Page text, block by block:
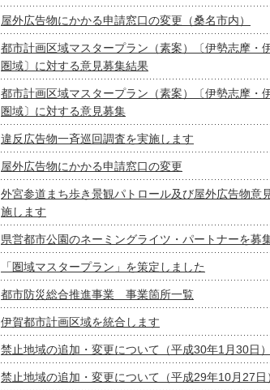
屋外広告物にかかる申請窓口の変更（桑名市内）
都市計画区域マスタープラン（素案）〔伊勢志摩・
圏域〕に対する意見募集結果
都市計画区域マスタープラン（素案）〔伊勢志摩・
圏域〕に対する意見募集
違反広告物一斉巡回調査を実施します
屋外広告物にかかる申請窓口の変更
外宮参道まち歩き景観パトロール及び屋外広告物意
施します
県営都市公園のネーミングライツ・パートナーを募
「圏域マスタープラン」を策定しました
都市防災総合推進事業 事業箇所一覧
伊賀都市計画区域を統合します
禁止地域の追加・変更について（平成30年1月30日）
禁止地域の追加・変更について（平成29年10月27日